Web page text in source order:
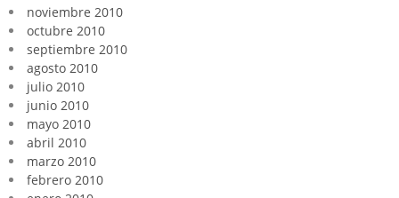
noviembre 2010
octubre 2010
septiembre 2010
agosto 2010
julio 2010
junio 2010
mayo 2010
abril 2010
marzo 2010
febrero 2010